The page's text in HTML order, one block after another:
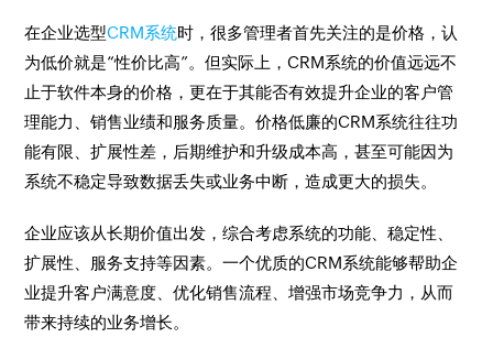
在企业选型CRM系统时，很多管理者首先关注的是价格，认
为低价就是“性价比高”。但实际上，CRM系统的价值远远不
止于软件本身的价格，更在于其能否有效提升企业的客户管
理能力、销售业绩和服务质量。价格低廉的CRM系统往往功
能有限、扩展性差，后期维护和升级成本高，甚至可能因为
系统不稳定导致数据丢失或业务中断，造成更大的损失。
企业应该从长期价值出发，综合考虑系统的功能、稳定性、
扩展性、服务支持等因素。一个优质的CRM系统能够帮助企
业提升客户满意度、优化销售流程、增强市场竞争力，从而
带来持续的业务增长。